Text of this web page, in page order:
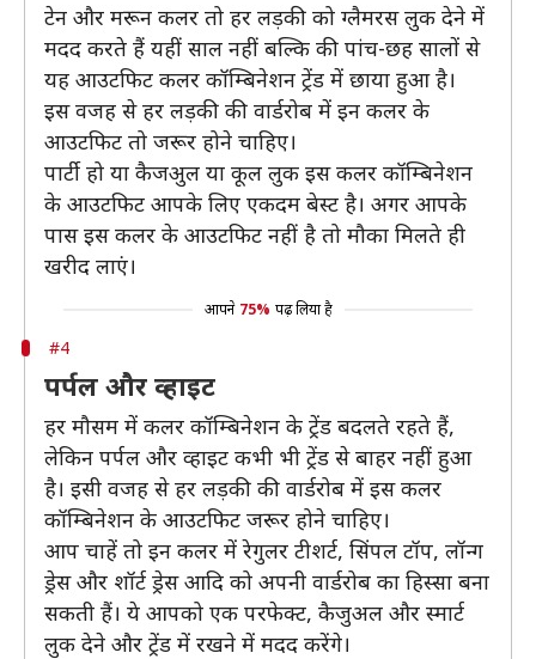
टेन और मरून कलर तो हर लड़की को ग्लैमरस लुक देने में
मदद करते हैं यहीं साल नहीं बल्कि की पांच-छह सालों से
यह आउटफिट कलर कॉम्बिनेशन ट्रेंड में छाया हुआ है।
इस वजह से हर लड़की की वार्डरोब में इन कलर के
आउटफिट तो जरूर होने चाहिए।
पार्टी हो या कैजअुल या कूल लुक इस कलर कॉम्बिनेशन
के आउटफिट आपके लिए एकदम बेस्ट है। अगर आपके
पास इस कलर के आउटफिट नहीं है तो मौका मिलते ही
खरीद लाएं।
आपने 75% पढ़ लिया है
#4
पर्पल और व्हाइट
हर मौसम में कलर कॉम्बिनेशन के ट्रेंड बदलते रहते हैं,
लेकिन पर्पल और व्हाइट कभी भी ट्रेंड से बाहर नहीं हुआ
है। इसी वजह से हर लड़की की वार्डरोब में इस कलर
कॉम्बिनेशन के आउटफिट जरूर होने चाहिए।
आप चाहें तो इन कलर में रेगुलर टीशर्ट, सिंपल टॉप, लॉन्ग
ड्रेस और शॉर्ट ड्रेस आदि को अपनी वार्डरोब का हिस्सा बना
सकती हैं। ये आपको एक परफेक्ट, कैजुअल और स्मार्ट
लुक देने और ट्रेंड में रखने में मदद करेंगे।